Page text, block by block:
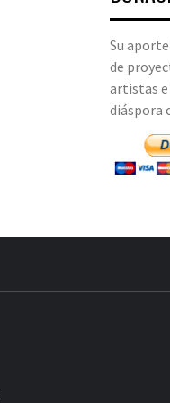
Su
de
artistas e
diáspora